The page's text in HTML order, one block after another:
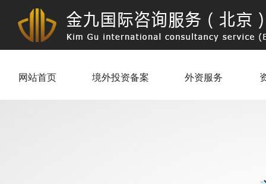
网站首页 境外投资备案 外资服务